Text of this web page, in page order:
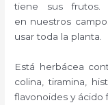
tiene sus frutos.
en nuestros
usar toda la planta.
Está herbácea
colina, tiramina,
flavonoides y ácido